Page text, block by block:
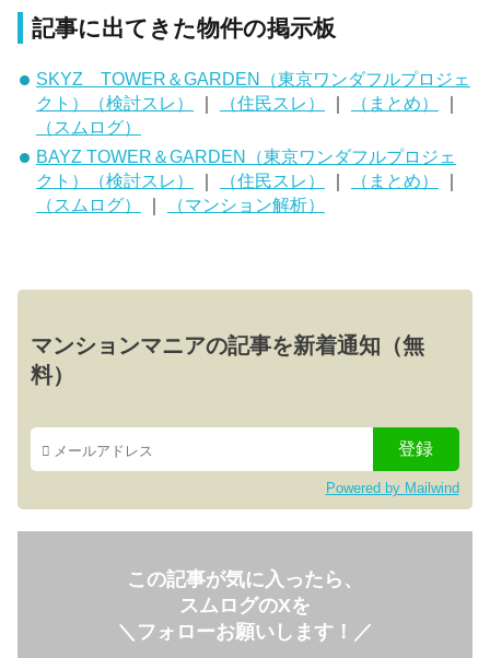
記事に出てきた物件の掲示板
SKYZ TOWER＆GARDEN（東京ワンダフルプロジェ
クト）（検討スレ）
｜ （住民スレ） ｜ （まとめ）
｜
（スムログ）
BAYZ TOWER＆GARDEN（東京ワンダフルプロジェ
クト）（検討スレ）
｜ （住民スレ） ｜ （まとめ）
｜
（スムログ）
｜ （マンション解析）
マンションマニアの記事を新着通知（無
料）
Powered by Mailwind
この記事が気に入ったら、
スムログのXを
＼フォローお願いします！／